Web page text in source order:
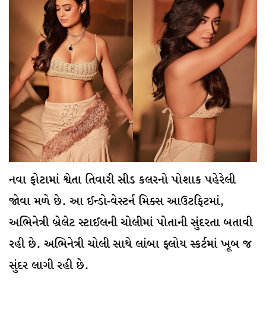
નવા ફોટામાં શ્વેતા તિવારી સીડ કલરનો પોશાક પહેરેલી
જોવા મળે છે. આ ઈન્ડો-વેસ્ટર્ન મિક્સ આઉટફિટમાં,
અભિનેત્રી બ્રેલેટ સ્ટાઈલની ચોલીમાં પોતાની સુંદરતા બતાવી
રહી છે. અભિનેત્રી ચોલી સાથે લાંબા ફ્લોય સ્કર્ટમાં ખૂબ જ
સુંદર લાગી રહી છે.